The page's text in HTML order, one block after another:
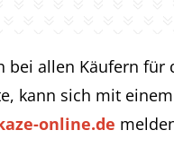
bei allen Käufern für
kann sich mit einem
online.de